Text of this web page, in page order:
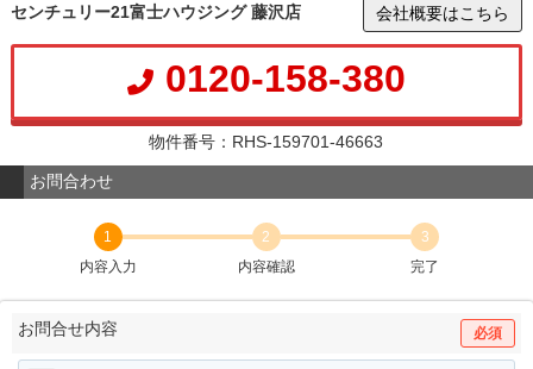
センチュリー21富士ハウジング 藤沢店 会社概要はこちら
0120-158-380
物件番号：RHS-159701-46663
お問合わせ
1
内容入力
2
内容確認
3
完了
お問合せ内容 必須